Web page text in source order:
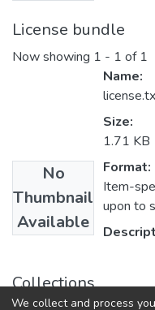
License bundle
Now showing 1 - 1 of 1
No
Thumbnail
Available
Name:
Size:
1.71 KB
Format:
Item-
upon to
Collections
We collect and process